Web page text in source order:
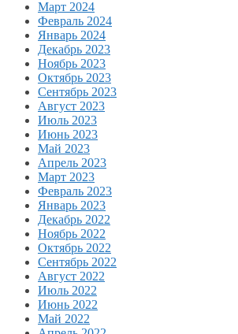
Март 2024
Февраль 2024
Январь 2024
Декабрь 2023
Ноябрь 2023
Октябрь 2023
Сентябрь 2023
Август 2023
Июль 2023
Июнь 2023
Май 2023
Апрель 2023
Март 2023
Февраль 2023
Январь 2023
Декабрь 2022
Ноябрь 2022
Октябрь 2022
Сентябрь 2022
Август 2022
Июль 2022
Июнь 2022
Май 2022